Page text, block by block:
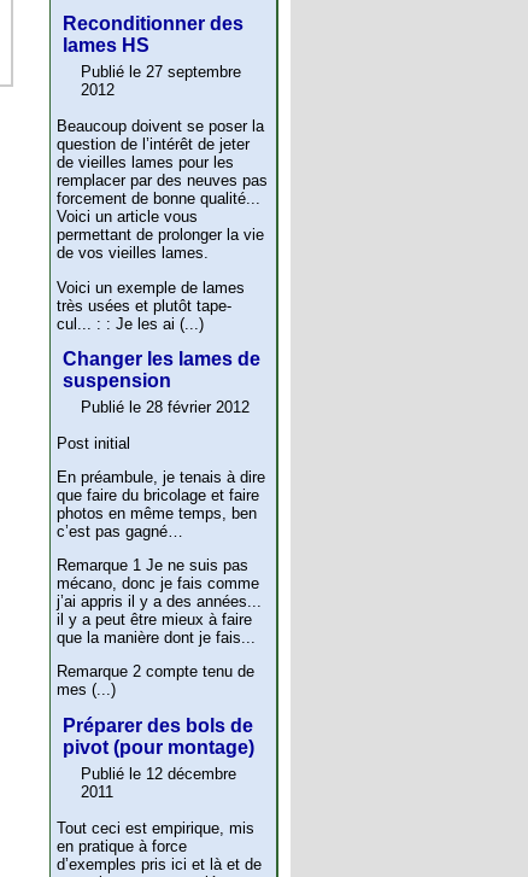
Reconditionner des
lames HS
Publié le 27 septembre
2012
Beaucoup doivent se poser la
question de l’intérêt de jeter
de vieilles lames pour les
remplacer par des neuves pas
forcement de bonne qualité...
Voici un article vous
permettant de prolonger la vie
de vos vieilles lames.
Voici un exemple de lames
très usées et plutôt tape-
cul... : : Je les ai (...)
Changer les lames de
suspension
Publié le 28 février 2012
Post initial
En préambule, je tenais à dire
que faire du bricolage et faire
photos en même temps, ben
c’est pas gagné…
Remarque 1 Je ne suis pas
mécano, donc je fais comme
j’ai appris il y a des années...
il y a peut être mieux à faire
que la manière dont je fais...
Remarque 2 compte tenu de
mes (...)
Préparer des bols de
pivot (pour montage)
Publié le 12 décembre
2011
Tout ceci est empirique, mis
en pratique à force
d’exemples pris ici et là et de